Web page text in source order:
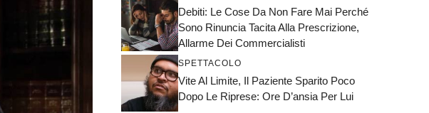
Debiti: Le Cose Da Non Fare Mai Perché
Sono Rinuncia Tacita Alla Prescrizione,
Allarme Dei Commercialisti
SPETTACOLO
Vite Al Limite, Il Paziente Sparito Poco
Dopo Le Riprese: Ore D’ansia Per Lui